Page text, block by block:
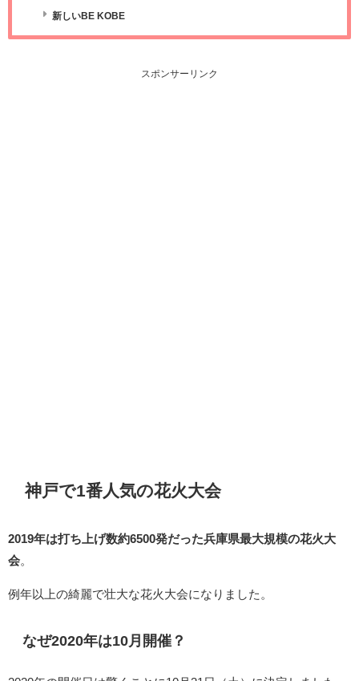
新しいBE KOBE
スポンサーリンク
神戸で1番人気の花火大会
2019年は打ち上げ数約6500発だった兵庫県最大規模の花火大
会。
例年以上の綺麗で壮大な花火大会になりました。
なぜ2020年は10月開催？